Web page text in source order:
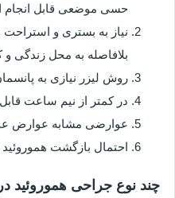
حسی موضعی قابل
نیاز به بستری و
بلافاصله به محل زندگی و
روش لیزر نیازی به
در کمتر از نیم ساعت
عوارضی مشابه عوارض
احتمال بازگشت
چند نوع جراحی هموروئید در